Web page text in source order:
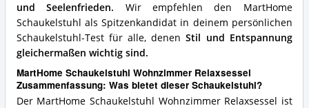
und Seelenfrieden. Wir empfehlen den MartHome
Schaukelstuhl als Spitzenkandidat in deinem persönlichen
Schaukelstuhl-Test für alle, denenStil und Entspannung
gleichermaßen wichtig sind.
MartHome Schaukelstuhl Wohnzimmer Relaxsessel
Zusammenfassung: Was bietet dieser Schaukelstuhl?
Der MartHome Schaukelstuhl Wohnzimmer Relaxsessel ist